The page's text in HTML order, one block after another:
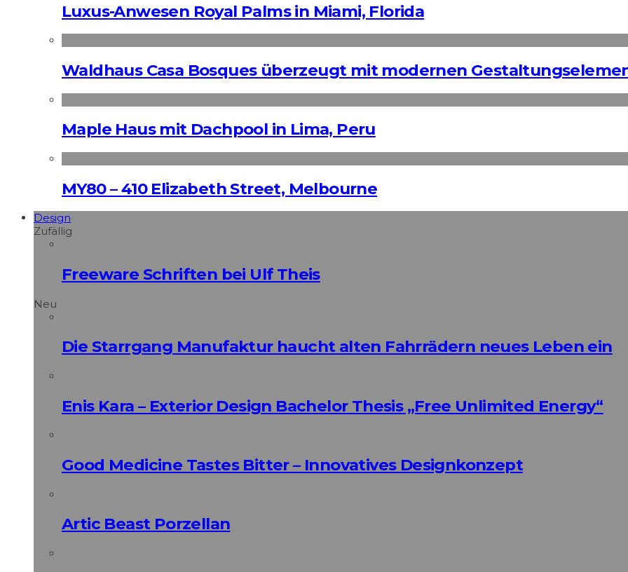
Luxus-Anwesen Royal Palms in Miami, Florida
Waldhaus Casa Bosques überzeugt mit modernen
Maple Haus mit Dachpool in Lima, Peru
MY80 – 410 Elizabeth Street, Melbourne
Design
Zufällig
Freeware Schriften bei Ulf Theis
Neu
Die Starrgang Manufaktur haucht alten Fahrrädern neues Leben ein
Enis Kara – Exterior Design Bachelor Thesis „Free Unlimited Energy“
Good Medicine Tastes Bitter – Innovatives Designkonzept
Artic Beast Porzellan